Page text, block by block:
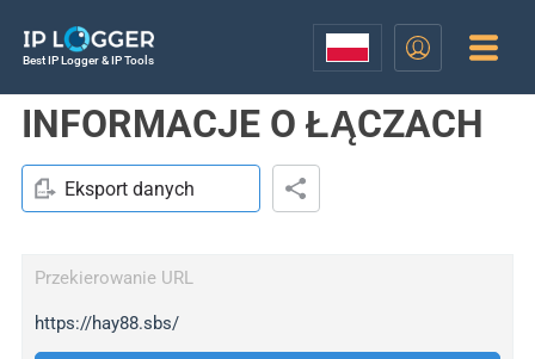
Best IP Logger & IP Tools
INFORMACJE O ŁĄCZACH
Eksport danych
Przekierowanie URL
https://hay88.sbs/